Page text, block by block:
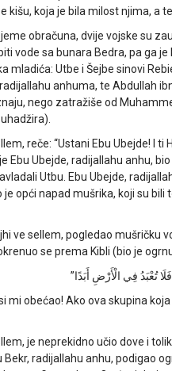
kišu, koja je bila milost njima, a
obračuna, dvije vojske su
vode sa bunara Bedra, pa ga
mladića: Utbe i Šejbe sinovi
anhuma, te Abdullah
nego zatražiše od
reče: “Ustani Ebu Ubejde! I
Ebu Ubejde, radijallahu anhu,
Utbu. Ebu Ubejde,
opći napad mušrika, koji su
ve sellem, pogledao mušričku
se prema Kibli (bio je
تُعْبَدُ فِي الْأَرْضِ أَبَدًا”
mi obećao! Ako ova skupina
je neprekidno učio dove i
Bekr, radijallahu anhu, podigao